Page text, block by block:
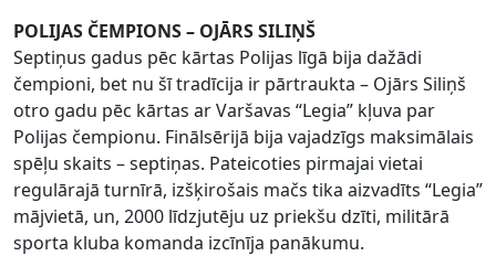
POLIJAS ČEMPIONS – OJĀRS SILIŅŠ
Septiņus gadus pēc kārtas Polijas līgā bija dažādi
čempioni, bet nu šī tradīcija ir pārtraukta – Ojārs Siliņš
otro gadu pēc kārtas ar Varšavas “Legia” kļuva par
Polijas čempionu. Finālsērijā bija vajadzīgs maksimālais
spēļu skaits – septiņas. Pateicoties pirmajai vietai
regulārajā turnīrā, izšķirošais mačs tika aizvadīts “Legia”
mājvietā, un, 2000 līdzjutēju uz priekšu dzīti, militārā
sporta kluba komanda izcīnīja panākumu.